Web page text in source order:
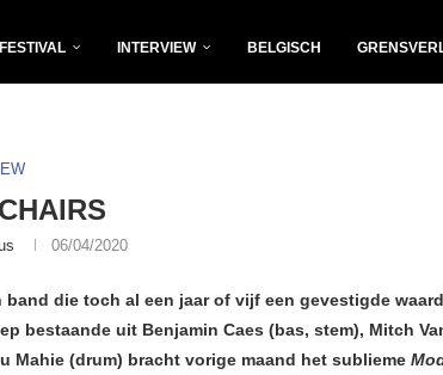
FESTIVAL INTERVIEW BELGISCH
06/04/2020
band die toch al een jaar of vijf een gevestigde
bestaande uit Benjamin Caes (bas, stem), Mitch
Mahie (drum) bracht vorige maand het sublieme